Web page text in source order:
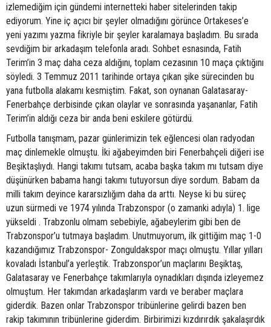
izlemediğim için gündemi internetteki haber sitelerinden takip
ediyorum. Yine iç açıcı bir şeyler olmadığını görünce Ortakeses’e
yeni yazımı yazma fikriyle bir şeyler karalamaya başladım. Bu sırada
sevdiğim bir arkadaşım telefonla aradı. Sohbet esnasında, Fatih
Terim’in 3 maç daha ceza aldığını, toplam cezasının 10 maça çıktığını
söyledi. 3 Temmuz 2011 tarihinde ortaya çıkan şike sürecinden bu
yana futbolla alakamı kesmiştim. Fakat, son oynanan Galatasaray-
Fenerbahçe derbisinde çıkan olaylar ve sonrasında yaşananlar, Fatih
Terim’in aldığı ceza bir anda beni eskilere götürdü.
Futbolla tanışmam, pazar günlerimizin tek eğlencesi olan radyodan
maç dinlemekle olmuştu. İki ağabeyimden biri Fenerbahçeli diğeri ise
Beşiktaşlıydı. Hangi takımı tutsam, acaba başka takım mı tutsam diye
düşünürken babama hangi takımı tutuyorsun diye sordum. Babam da
milli takım deyince kararsızlığım daha da arttı. Neyse ki bu süreç
uzun sürmedi ve 1974 yılında Trabzonspor (o zamanki adıyla) 1. lige
yükseldi . Trabzonlu olmam sebebiyle, ağabeylerim gibi ben de
Trabzonspor’u tutmaya başladım. Unutmuyorum, ilk gittiğim maç 1-0
kazandığımız Trabzonspor- Zonguldakspor maçı olmuştu. Yıllar yılları
kovaladı İstanbul’a yerleştik. Trabzonspor’un maçlarını Beşiktaş,
Galatasaray ve Fenerbahçe takımlarıyla oynadıkları dışında izleyemez
olmuştum. Her takımdan arkadaşlarım vardı ve beraber maçlara
giderdik. Bazen onlar Trabzonspor tribünlerine gelirdi bazen ben
rakip takımının tribünlerine giderdim. Birbirimizi kızdırırdık şakalaşırdık